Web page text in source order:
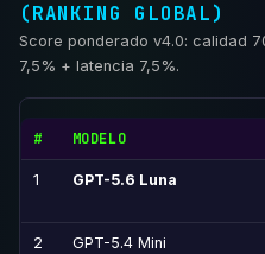
(RANKING GLOBAL)
Score ponderado v4.0: calidad
7,5% + latencia 7,5%.
# MODELO
1 GPT-5.6 Luna
2 GPT-5.4 Mini